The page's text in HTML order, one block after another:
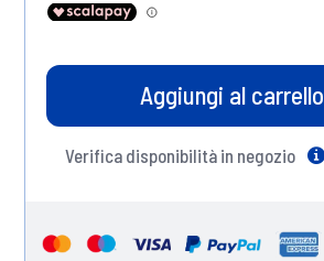
Aggiungi al carrello
Verifica disponibilità in negozio